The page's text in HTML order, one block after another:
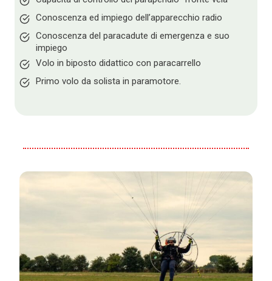
Conoscenza ed impiego dellʼapparecchio radio
Conoscenza del paracadute di emergenza e suo
impiego
Volo in biposto didattico con paracarrello
Primo volo da solista in paramotore.